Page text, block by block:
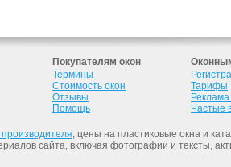
Покупателям окон
Термины
Стоимость окон
Отзывы
Помощь
Тарифы
Частые
, цены на пластиковые окна и
сайта, включая фотографии и тексты,